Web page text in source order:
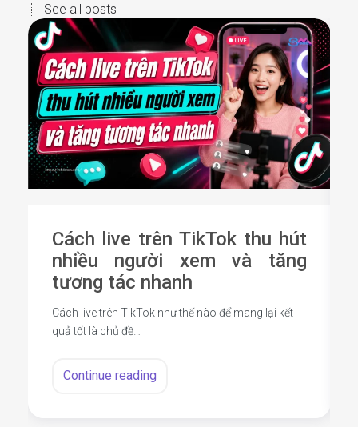
See all posts
Cách live trên TikTok thu hút
nhiều người xem và tăng
tương tác nhanh
Cách live trên TikTok như thế nào để mang lại kết
quả tốt là chủ đề…
Continue reading